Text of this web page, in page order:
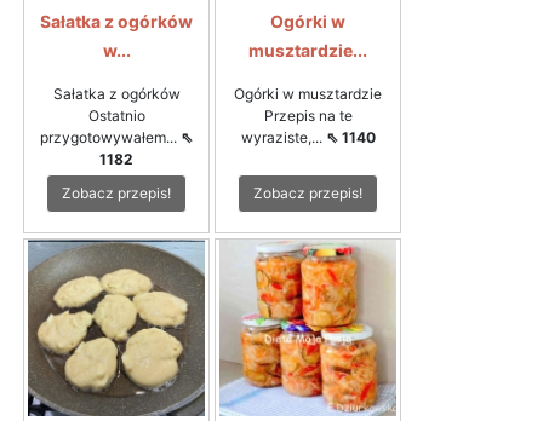
Sałatka z ogórków
w...
Sałatka z ogórków
Ostatnio
przygotowywałem... ⇖
1182
Zobacz przepis!
Ogórki w
musztardzie...
Ogórki w musztardzie
Przepis na te
wyraziste,... ⇖ 1140
Zobacz przepis!